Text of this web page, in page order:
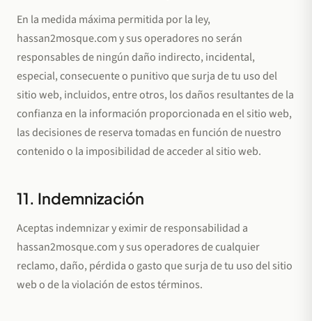
En la medida máxima permitida por la ley,
hassan2mosque.com y sus operadores no serán
responsables de ningún daño indirecto, incidental,
especial, consecuente o punitivo que surja de tu uso del
sitio web, incluidos, entre otros, los daños resultantes de la
confianza en la información proporcionada en el sitio web,
las decisiones de reserva tomadas en función de nuestro
contenido o la imposibilidad de acceder al sitio web.
11. Indemnización
Aceptas indemnizar y eximir de responsabilidad a
hassan2mosque.com y sus operadores de cualquier
reclamo, daño, pérdida o gasto que surja de tu uso del sitio
web o de la violación de estos términos.